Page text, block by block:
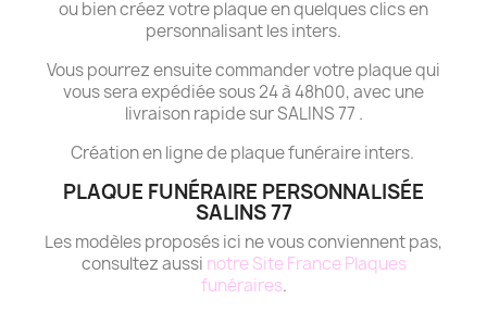
ou bien créez votre plaque en quelques clics en
personnalisant les inters.
Vous pourrez ensuite commander votre plaque qui
vous sera expédiée sous 24 à 48h00, avec une
livraison rapide sur SALINS 77 .
Création en ligne de plaque funéraire inters.
PLAQUE FUNÉRAIRE PERSONNALISÉE
SALINS 77
Les modèles proposés ici ne vous conviennent pas,
consultez aussi notre Site France Plaques
funéraires.